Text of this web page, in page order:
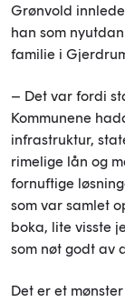
Grønvold
han som
familie i
– Det var fordi
Kommunene
infrastruktur,
rimelige lån og
fornuftige
som var samlet
boka, lite visste
som nøt godt av
Det er et